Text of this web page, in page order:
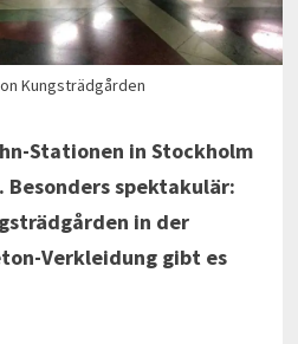
Kungsträdgården
Stationen in Stockholm
spektakulär:
in der
Verkleidung gibt es